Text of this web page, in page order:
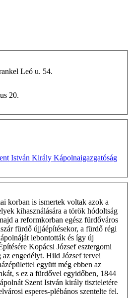
Leó u. 54.
20.
István Király Kápolnaigazgatóság
korban is ismertek voltak azok a
kihasználására a török hódoltság
a reformkorban egész fürdőváros
fürdő újjáépítésekor, a fürdő régi
lebontották és így új
Kopácsi József esztergomi
az engedélyt. Hild József tervei
együtt még ebben az
s ez a fürdővel egyidőben, 1844
Szent István király tiszteletére
esperes-plébános szentelte fel.